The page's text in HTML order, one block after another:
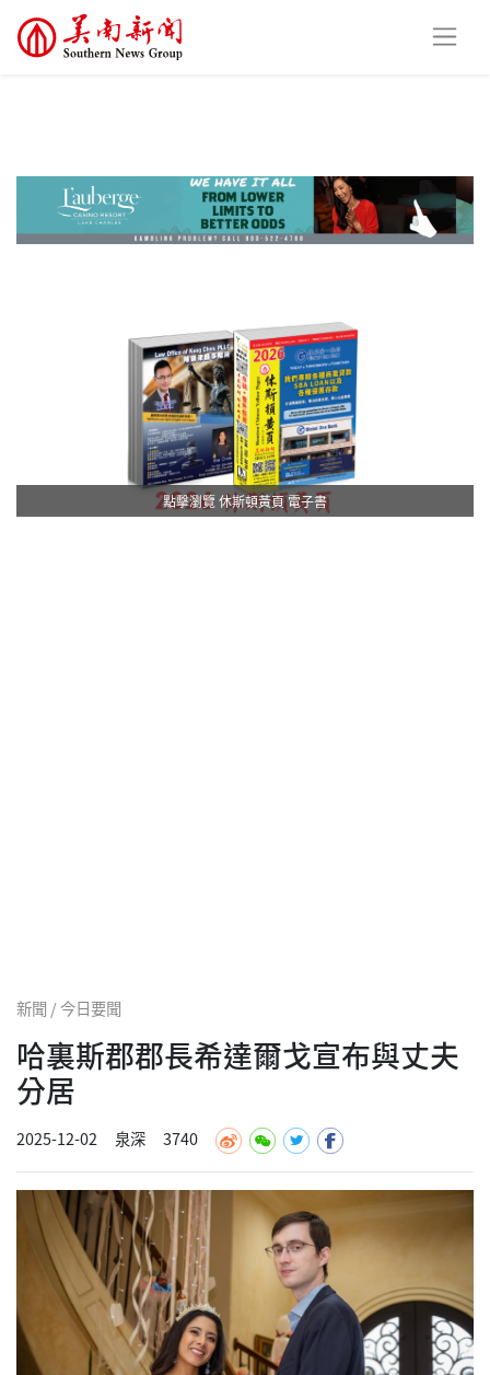
點擊瀏覽 休斯頓黃頁 電子書
新聞 / 今日要聞
哈裏斯郡郡長希達爾戈宣布與丈夫
分居
2025-12-02 泉深 3740